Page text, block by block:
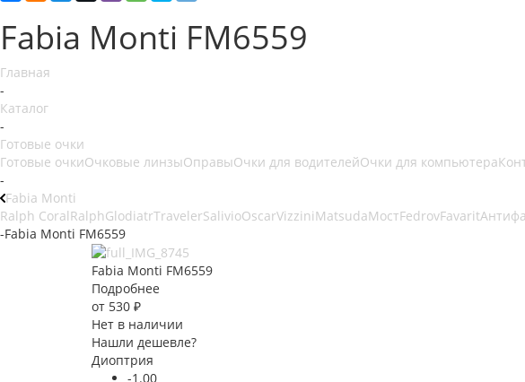
Fabia Monti FM6559
Главная
-
Каталог
-
Готовые очки
Готовые очкиОчковые линзыОправыОчки для водителейОчки для компьютера
-
Fabia Monti
Ralph CoralRalphGlodiatrTravelerSalivioOscarVizziniMatsudaМостFedrovFavarit
-Fabia Monti FM6559
Fabia Monti FM6559
Подробнее
от 530 ₽
Нет в наличии
Нашли дешевле?
Диоптрия
-1.00